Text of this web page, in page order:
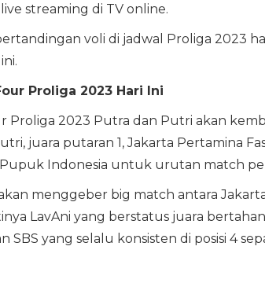
streaming di TV online.
voli di jadwal Proliga 2023
Proliga 2023 Hari Ini
Proliga 2023 Putra dan Putri akan
juara putaran 1, Jakarta Pertamina
Indonesia untuk urutan match
menggeber big match antara
LavAni yang berstatus juara
SBS yang selalu konsisten di posisi 4